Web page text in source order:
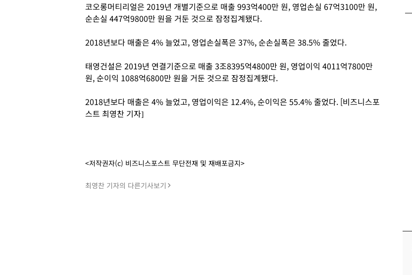
코오롱머티리얼은 2019년 개별기준으로 매출 993억400만 원, 영업손실 67억3100만 원,
순손실 447억9800만 원을 거둔 것으로 잠정집계됐다.
2018년보다 매출은 4% 늘었고, 영업손실폭은 37%, 순손실폭은 38.5% 줄었다.
태영건설은 2019년 연결기준으로 매출 3조8395억4800만 원, 영업이익 4011억7800만
원, 순이익 1088억6800만 원을 거둔 것으로 잠정집계됐다.
2018년보다 매출은 4% 늘었고, 영업이익은 12.4%, 순이익은 55.4% 줄었다. [비즈니스포
스트 최영찬 기자]
<저작권자(c) 비즈니스포스트 무단전재 및 재배포금지>
최영찬 기자의 다른기사보기